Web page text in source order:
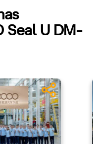
Seal U DM-